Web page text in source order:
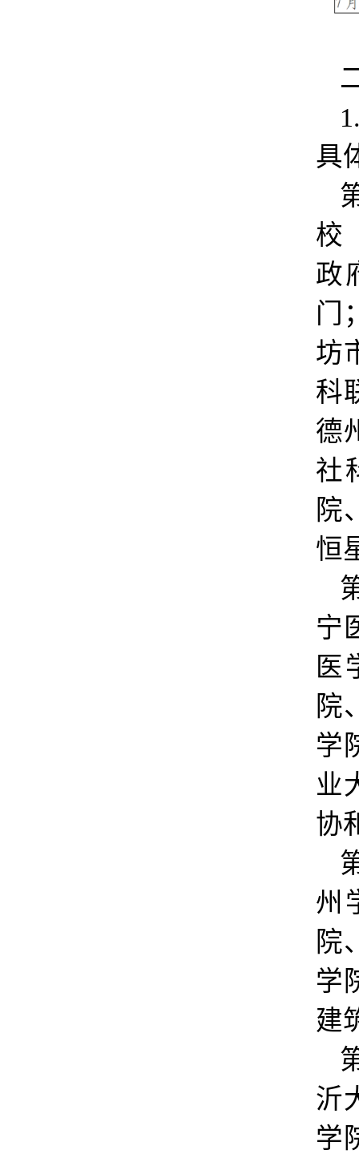
具
校
政
门
坊
科
德
社
院
恒
宁
医
院
学
业
协
州
院
学
建
沂
学